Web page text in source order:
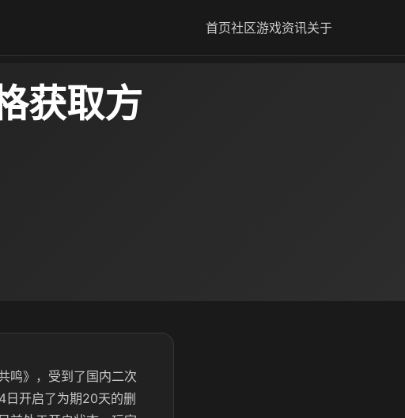
首页社区游戏资讯关于
获取方
鸣》，受到了国内二次
开启了为期20天的删